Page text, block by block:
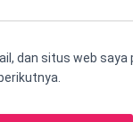
dan situs web saya